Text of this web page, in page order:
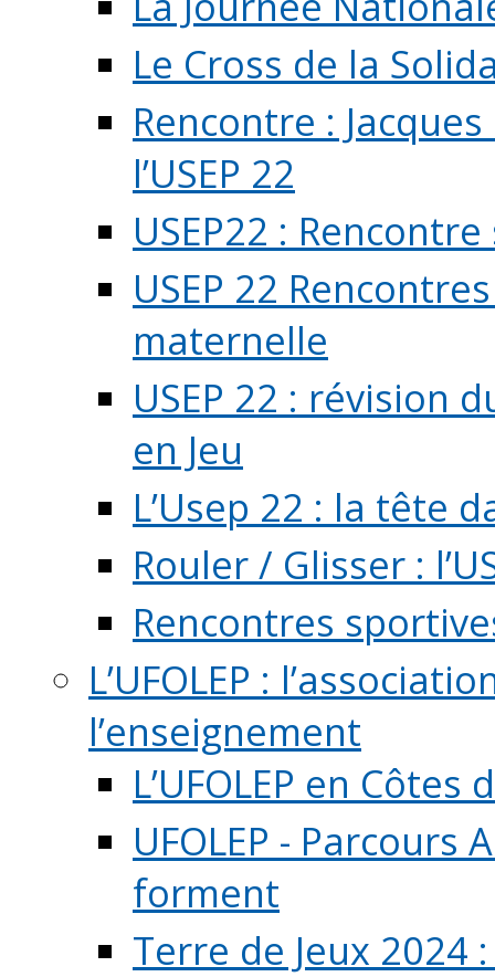
Le Cross de la
Rencontre :
l’USEP 22
USEP22 :
USEP 22
maternelle
USEP 22 : révision
en Jeu
L’Usep 22 : la tête
Rouler / Glisser :
Rencontres
L’UFOLEP :
l’enseignement
L’UFOLEP en Côtes
UFOLEP -
forment
Terre de Jeux 2024